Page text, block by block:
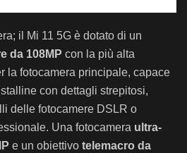
il Mi 11 5G è dotato di un
da 108MP con la più alta
la fotocamera principale, capace
con dettagli strepitosi,
delle fotocamere DSLR o
Una fotocamera ultra-
e un obiettivo telemacro da